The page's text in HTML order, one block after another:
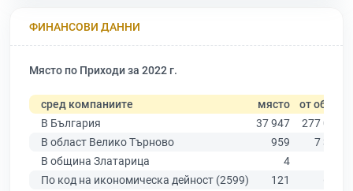
ФИНАНСОВИ ДАННИ
Място по Приходи за 2022 г.
сред компаниите място от общо
В България
37 947
277 019
В област Велико Търново
959
7 358
В община Златарица
4
По код на икономическа дейност (2599)
121